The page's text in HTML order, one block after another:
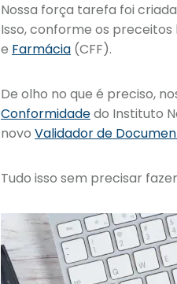
Nossa força tarefa foi
Isso, conforme os
e Farmácia (CFF).
De olho no que é preciso,
Conformidadedo Instituto
novo Validador de
Tudo isso sem precisar